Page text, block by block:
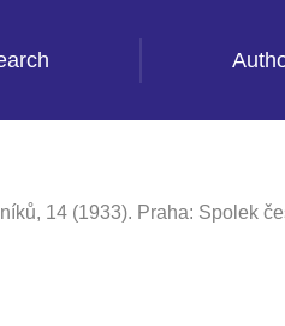
14 (1933). Praha: Spolek